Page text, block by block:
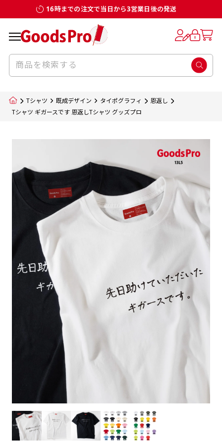
16時までの注文で当日から3営業日後の発送
Tシャツ 既成デザイン タイポグラフィ
恩返し
Tシャツ ギガースです 恩返しTシャツ グッズプロ
個数 単価 金額
合計金額 ¥0 （税込）
カートに入れる
お客様からのデータ入稿でのぼり旗を製作
する場合
入稿いただくデータは基本的にイラストレー
のデータとさせていただいております。
で解像度200dp以上必要です）当社の取り扱
いの規格サイズにつきましてはデザインテン
プレートの用意がありますので、ご購入後マ
イページの「購入履歴」よりダウンロードし
てご利用くださいませ。
お客様自身でオリジナルのサイズで製作する
場合につきましてはご希望の仕上がりサイズ
に対して四辺（すべての辺をプラス10ｍｍ）
したサイズで製作ください。（重要な情報な
どについては仕上がりサイズから四辺内側に
20ｍｍ程度内側の範囲内でデザイン校正して
ください）
当社の既製デザインを利用してのぼり旗を
製作したい場合
のぼり旗の改造プランとなりますので改造の
程度によってデザイン加工費用が発生いたし
詳細はお問い合わせください。
リピート
デザイン変更なしでのご注文となります。
ルで製品デザインをしたデザインそのものを
指します。当グッズプロで販売として取り扱っ
該当いたします。既製のデザインを応用して自
分だけののぼり旗をつくりたい！などのデザ
イン改造や既製デザインに自分たちの団体の
名前入れや会社のロゴなどを挿入するなどの
相談もお請けしております。
名入れについて
当社の既製のぼり旗に対してお客様の任意の
テキストや企業情報・お店情報などを埋め込
むことができます。ご購入時にご希望の店舗
名などをご記載ください。専任のデザイナー
がバッチリデザインします。書体などのご指
定がなければ、のぼりのイメージに最適のフ
ォントを使用します。基本的にのぼりの下部
にショップ名、社名、電話番号が入ります。
データをお送りいただけましたらロゴの印刷
も出来ます。
お客様が納得するまで何度でもデザインの修
正をしますので、初めての方でもお気軽にご
相談ください。
のぼり旗のデザインをする際に、考えると良
のぼり旗のデザインとしては基本的に左側と
上側にポールを通すミミ（業界用語でチチと
ただ、お客様の飾り付けたい場所の風向きを
もしかしたら左側と上についているよりも右
側と上についていた方が良いと思うかもしれ
ません。
風向きを考えながらチチの向きを決めてから
デザインをするとどの方向でデザインをする
と良いかひらめくかもしれません。デザイン
の方向性につきましてはお客様の好みもあり
ますので、見られる方（お客様）ができる限
り反転したデザインをみるよりも正像でみら
れるデザインを提供したいかと思いますので
その辺を参考にするとよいかもしれません。
サイズ一覧
既製品のサイズについては以下のサイズ表の通
お客様オリジナルサイズで製作をしたい場合
につきましてはお気軽にご相談ください。
みする都合や・最終的なカットをする際の都合
など）のでサイズの指定につきましてはｍｍ単
位は不可となります。最終的なサイズも多少の
ズレ5ｍｍ程度は起きる可能性があります。
よく見かける一般的なのぼり旗のサイズです。
ほとんどのポールや注水台に使用できます。
サイズ一覧
既製品のサイズについては以下のサイズ表の通
お客様オリジナルサイズで製作をしたい場合
につきましてはお気軽にご相談ください。
みする都合や・最終的なカットをする際の都合
など）のでサイズの指定につきましてはｍｍ単
位は不可となります。最終的なサイズも多少の
ズレ5ｍｍ程度は起きる可能性があります。
よく見かける一般的なのぼり旗のサイズです。
ほとんどのポールや注水台に使用できます。
一般的にはチチの位置はのぼり旗に対して上
ポールに通す際には上辺２か所に対してチチ
が左右どちらでものぼり旗自体をポールにく
生地のふちを大きく棒袋状に縫いこみポール
を通す筒をつくります。ポール自体を包み込
むため、耐久性があがり、デザインがより目
立ちます。
カーブ形状の特殊なのぼり旗にも適合する加
工方法となります。
ハトメ加工
ハトメ（鳩目）とは、革や布などに開けた穴
を補強するために取り付けるリングです。壁
側にロープなどで固定して、突風で倒れること
も風向きによってずっと裏向きになってしまう
いこともありません。
のぼり旗のチチについて
一般的にはチチの位置はのぼり旗に対して上
ポールに通す際には上辺２か所に対してチチ
が左右どちらでものぼり旗自体をポールにく
生地のふちを大きく棒袋状に縫いこみポール
を通す筒をつくります。ポール自体を包み込
むため、耐久性があがり、デザインがより目
立ちます。
カーブ形状の特殊なのぼり旗にも適合する加
工方法となります。
ハトメ加工
ハトメ（鳩目）とは、革や布などに開けた穴
を補強するために取り付けるリングです。壁
側にロープなどで固定して、突風で倒れること
も風向きによってずっと裏向きになってしまう
いこともありません。
上チチ 上下チチ 左右チチ
補強縫製って何？
補強縫製とはヒートカッター（熱で焼き切る
をあげるために折り返し縫いをすることで風
の影響を受けやすい四辺の強度を増す加工で
各辺のおおむね3～5ｍｍ程度を折り返し、縫
い糸を走らせて補強します。加工をすることで
のぼり旗の１辺～４辺は折り返し加工されま
すのでその部分のホツレや裂けてしまうこと
を防止する効果があります。
棒袋縫いの場合、補強が無償で付いてきます。
チチのついてない長辺・
短辺を補強縫製します
三辺補強
［ +48円 ］
チチのついてない長辺・
生地の種類
ポンジ（一般）
一般的なのぼり旗の生地はポンジといわれる
厚みが約0.14ｍｍのとても薄い生地を使用し
ます。
のぼり旗製作で一番良く使用される生地で
す。生地の厚みが薄く、裏側にインクが浸透
しやすい生地です。
トロピカル（納期+1営業日）
［ +299円 ］
ワンランク厚手のトロピカル（生地の厚みが
スリット（切り込み）加工とは？
スリット（切り込み）を入れることで横幕が
疑似的にのれんのように見せるための加工手
法です。
1本（2分割）
［ +33円 ］
2本（3分割）
［ +66円 ］
［ +99円 ］
4本（5分割）
【注意点】
スリット（切り込み）は均等割りを意識して
カットラインを入れます。
デザインや絵柄をスリット加工時にカットす
る場合があります。